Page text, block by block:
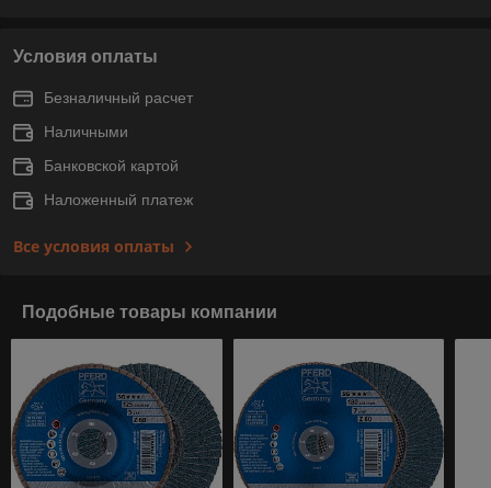
Условия оплаты
Безналичный расчет
Наличными
Банковской картой
Наложенный платеж
Все условия оплаты
Подобные товары компании